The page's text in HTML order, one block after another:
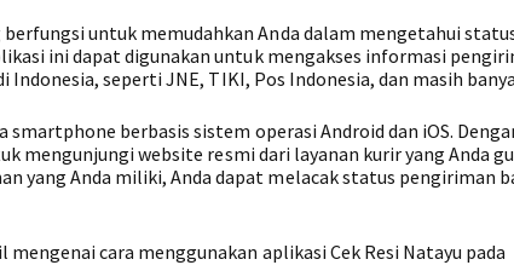
berfungsi untuk memudahkan Anda dalam mengetahui
ini dapat digunakan untuk mengakses informasi
seperti JNE, TIKI, Pos Indonesia, dan masih
berbasis sistem operasi Android dan iOS.
mengunjungi website resmi dari layanan kurir yang Anda
yang Anda miliki, Anda dapat melacak status pengiriman
cara menggunakan aplikasi Cek Resi Natayu pada